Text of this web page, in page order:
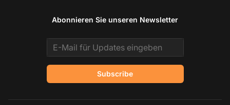
Abonnieren Sie unseren Newsletter
Email address
Subscribe